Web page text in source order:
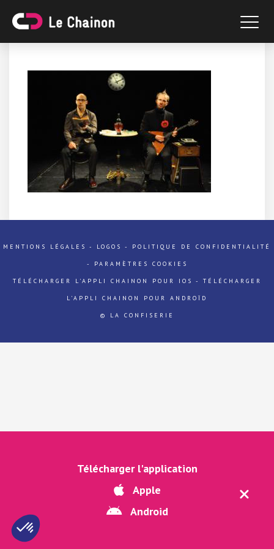
Télécharger l'application
Apple
Android
MENTIONS LÉGALES - LOGOS - POLITIQUE DE CONFIDENTIALITÉ
- PARAMÈTRES COOKIES
TÉLÉCHARGER L'APPLI CHAINON POUR IOS - TÉLÉCHARGER
L'APPLI CHAINON POUR ANDROÏD
© LA CONFISERIE